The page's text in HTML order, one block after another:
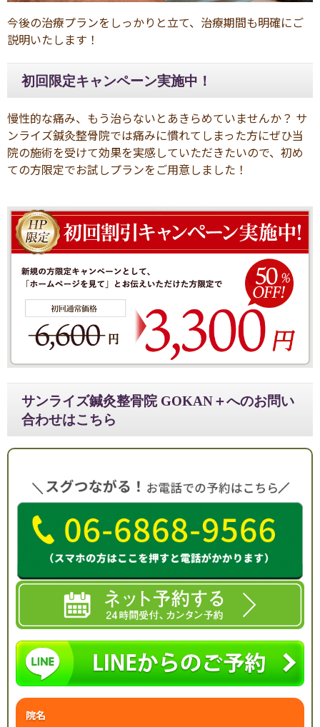
今後の治療プランをしっかりと立て、治療期間も明確にご
説明いたします！
初回限定キャンペーン実施中！
慢性的な痛み、もう治らないとあきらめていませんか？ サ
ンライズ鍼灸整骨院では痛みに慣れてしまった方にぜひ当
院の施術を受けて効果を実感していただきたいので、初め
ての方限定でお試しプランをご用意しました！
サンライズ鍼灸整骨院 GOKAN＋へのお問い
合わせはこちら
院名